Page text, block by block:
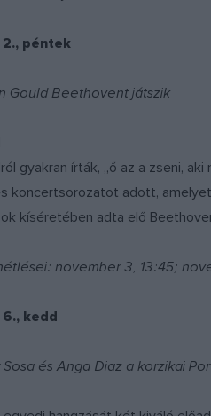
péntek
Gould Beethovent játszik
gyakran írták, ,,ő az a zseni,
koncertsorozatot adott,
kíséretében adta elő
november 3, 13:45;
kedd
Sosa és Anga Diaz a korzikai